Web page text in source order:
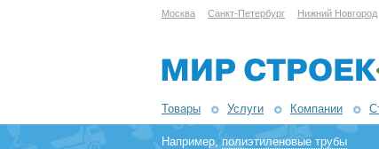
Москва Санкт-Петербург Нижний Новгород
Товары Услуги Компании
Например,полиэтиленовые трубы